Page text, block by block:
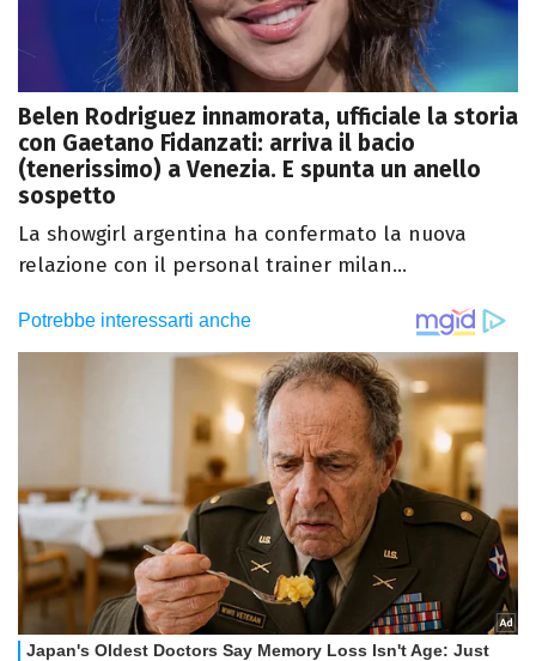
Belen Rodriguez innamorata, ufficiale la storia
con Gaetano Fidanzati: arriva il bacio
(tenerissimo) a Venezia. E spunta un anello
sospetto
La showgirl argentina ha confermato la nuova
relazione con il personal trainer milan...